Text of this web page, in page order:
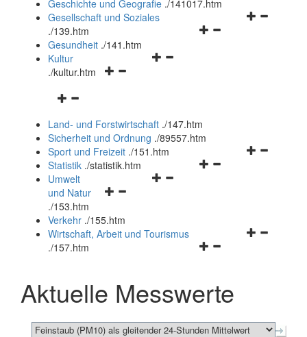
schließen
Geschichte und Geografie ./141017.htm
Navigationsmenü
Gesellschaft und Soziales
./139.htm
Navigationsmenü
Gesundheit ./141.htm
Navigationsmenü
Kultur
./kultur.htm
Navigationsmenü
und
schließen
Land- und Forstwirtschaft ./147.htm
Sicherheit und Ordnung ./89557.htm
Navigationsmenü
Sport und Freizeit ./151.htm
Navigationsmenü
Statistik ./statistik.htm
Navigationsmenü
und
schließen
Umwelt
und Natur
./153.htm
Verkehr ./155.htm
Navigationsmenü
schließen
Wirtschaft, Arbeit und Tourismus
./157.htm
Aktuelle Messwerte